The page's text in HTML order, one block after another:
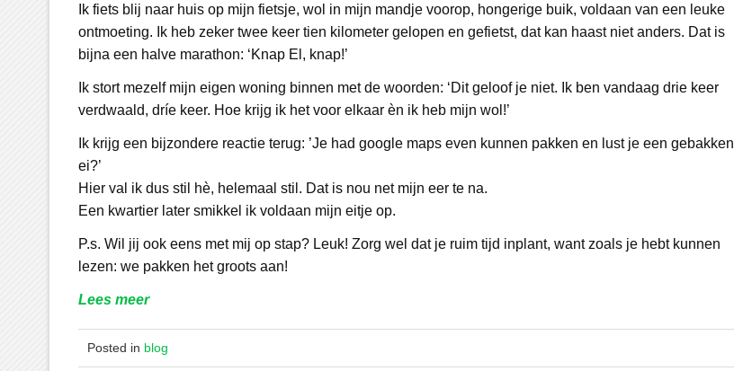
Ik fiets blij naar huis op mijn fietsje, wol in mijn mandje voorop, hongerige buik, voldaan van een leuke
ontmoeting. Ik heb zeker twee keer tien kilometer gelopen en gefietst, dat kan haast niet anders. Dat is
bijna een halve marathon: ‘Knap El, knap!’
Ik stort mezelf mijn eigen woning binnen met de woorden: ‘Dit geloof je niet. Ik ben vandaag drie keer
verdwaald, dríe keer. Hoe krijg ik het voor elkaar èn ik heb mijn wol!’
Ik krijg een bijzondere reactie terug: ’Je had google maps even kunnen pakken en lust je een gebakken
ei?’
Hier val ik dus stil hè, helemaal stil. Dat is nou net mijn eer te na.
Een kwartier later smikkel ik voldaan mijn eitje op.
P.s. Wil jij ook eens met mij op stap? Leuk! Zorg wel dat je ruim tijd inplant, want zoals je hebt kunnen
lezen: we pakken het groots aan!
Lees meer
Posted in blog